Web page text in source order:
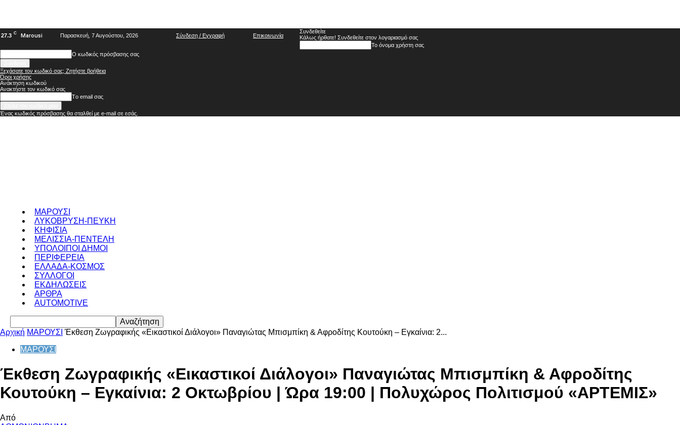
27.3 C Marousi Παρασκευή, 7 Αυγούστου, 2026 Σύνδεση / Εγγραφή Επικοινωνία
Συνδεθείτε
Κάλως ήρθατε! Συνδεθείτε στον λογαριασμό σας
Το όνομα χρήστη σας
Ο κωδικός πρόσβασης σας
Ξεχάσατε τον κωδικό σας; Ζητήστε βοήθεια
Όροι χρήσης
Ανάκτηση κωδικού
Ανακτήστε τον κωδικό σας
Tο email σας
Ένας κωδικός πρόσβασης θα σταλθεί με e-mail σε εσάς.
ΜΑΡΟΥΣΙ
ΛΥΚΟΒΡΥΣΗ-ΠΕΥΚΗ
ΚΗΦΙΣΙΑ
ΜΕΛΙΣΣΙΑ-ΠΕΝΤΕΛΗ
ΥΠΟΛΟΙΠΟΙ ΔΗΜΟΙ
ΠΕΡΙΦΕΡΕΙΑ
ΕΛΛΑΔΑ-ΚΟΣΜΟΣ
ΣΥΛΛΟΓΟΙ
ΕΚΔΗΛΩΣΕΙΣ
ΑΡΘΡΑ
AUTOMOTIVE
Αρχική ΜΑΡΟΥΣΙ Έκθεση Ζωγραφικής «Εικαστικοί Διάλογοι» Παναγιώτας Μπισμπίκη & Αφροδίτης Κουτούκη – Εγκαίνια: 2...
ΜΑΡΟΥΣΙ
Έκθεση Ζωγραφικής «Εικαστικοί Διάλογοι» Παναγιώτας Μπισμπίκη & Αφροδίτης
Κουτούκη – Εγκαίνια: 2 Οκτωβρίου | Ώρα 19:00 | Πολυχώρος Πολιτισμού «ΑΡΤΕΜΙΣ»
Από